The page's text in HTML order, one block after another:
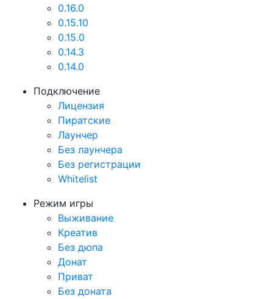
0.16.0
0.15.10
0.15.0
0.14.3
0.14.0
Подключение
Лицензия
Пиратские
Лаунчер
Без лаунчера
Без регистрации
Whitelist
Режим игры
Выживание
Креатив
Без дюпа
Донат
Приват
Без доната